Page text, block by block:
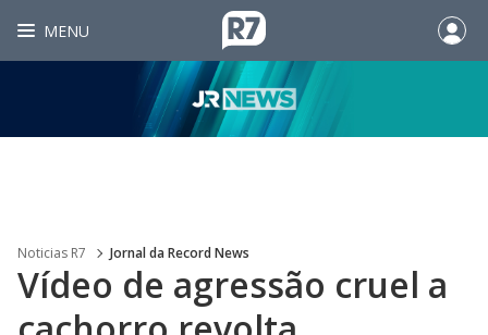
MENU
Noticias R7 Jornal da Record News
Vídeo de agressão cruel a